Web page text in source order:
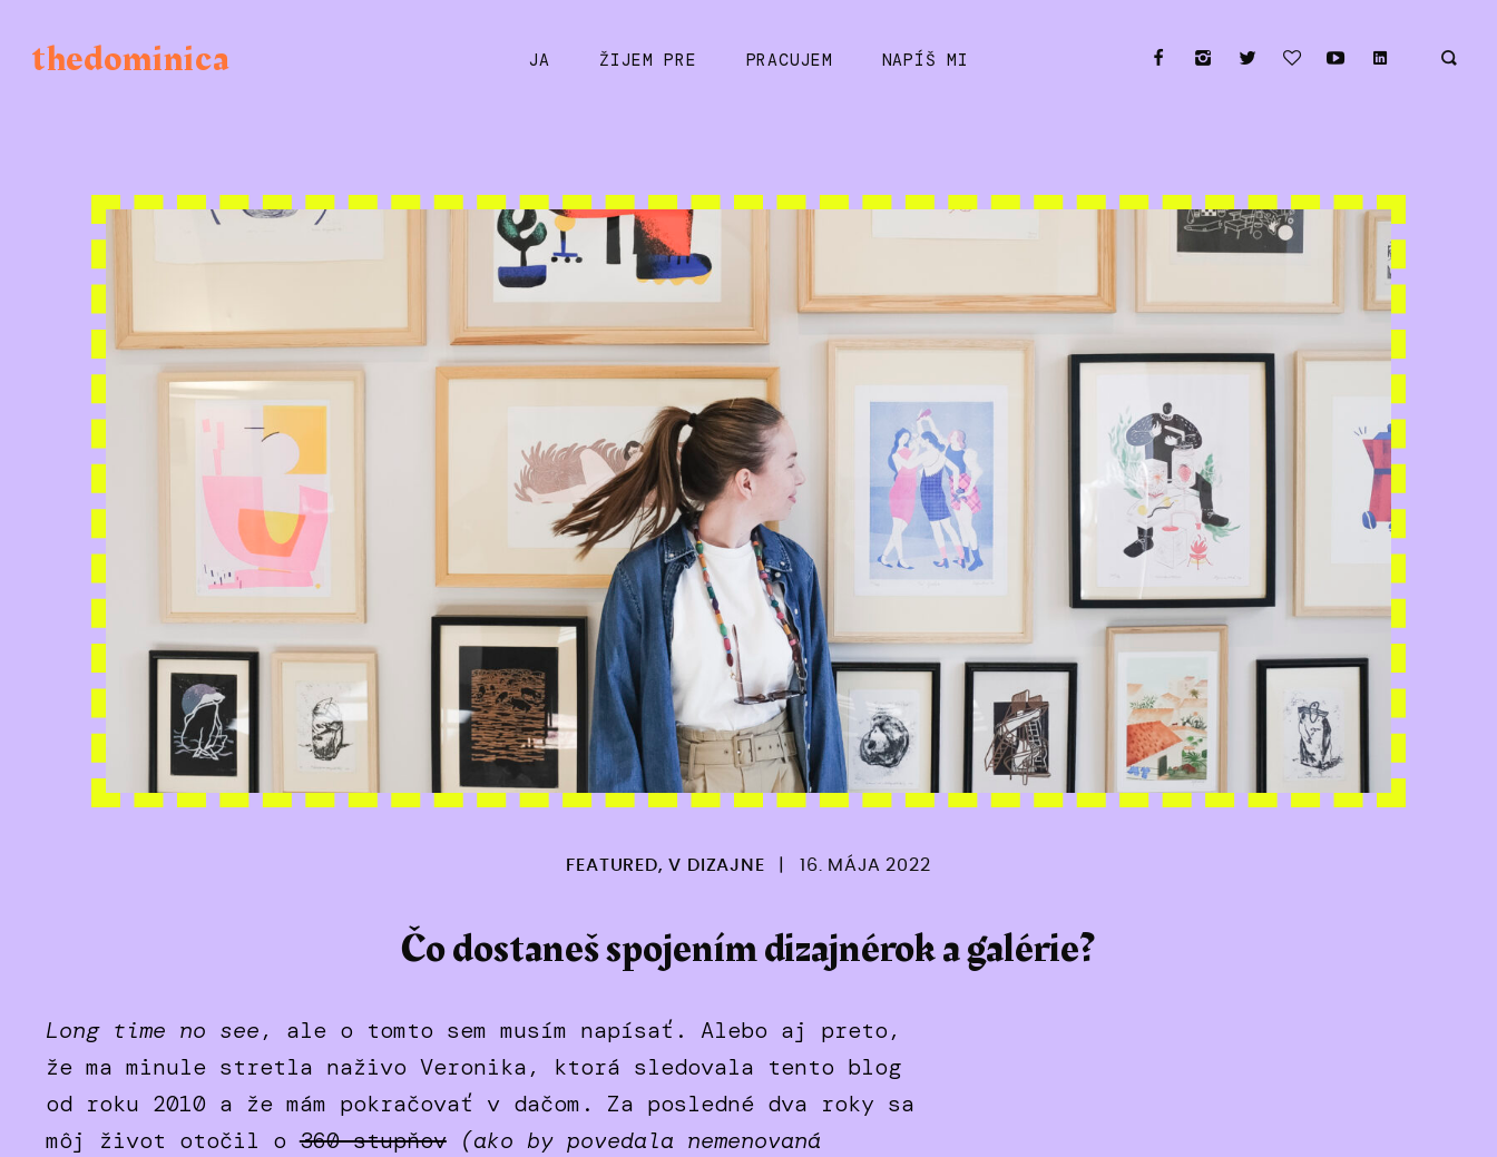
thedominica JA ŽIJEM PRE PRACUJEM NAPÍŠ MI
FEATURED,V DIZAJNE 16. MÁJA 2022
Čo dostaneš spojením dizajnérok a galérie?
Long time no see, ale o tomto sem musím napísať. Alebo aj preto,
že ma minule stretla naživo Veronika, ktorá sledovala tento blog
od roku 2010 a že mám pokračovať v dačom. Za posledné dva roky sa
môj život otočil o360 stupňov (ako by povedala nemenovaná